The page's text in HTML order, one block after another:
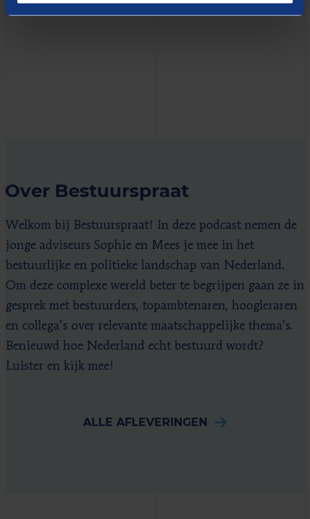
Over Bestuurspraat
Welkom bij Bestuurspraat! In deze podcast nemen de
jonge adviseurs Sophie en Mees je mee in het
bestuurlijke en politieke landschap van Nederland.
Om deze complexe wereld beter te begrijpen gaan ze in
gesprek met bestuurders, topambtenaren, hoogleraren
en collega’s over relevante maatschappelijke thema’s.
Benieuwd hoe Nederland echt bestuurd wordt?
Luister en kijk mee!
ALLE AFLEVERINGEN